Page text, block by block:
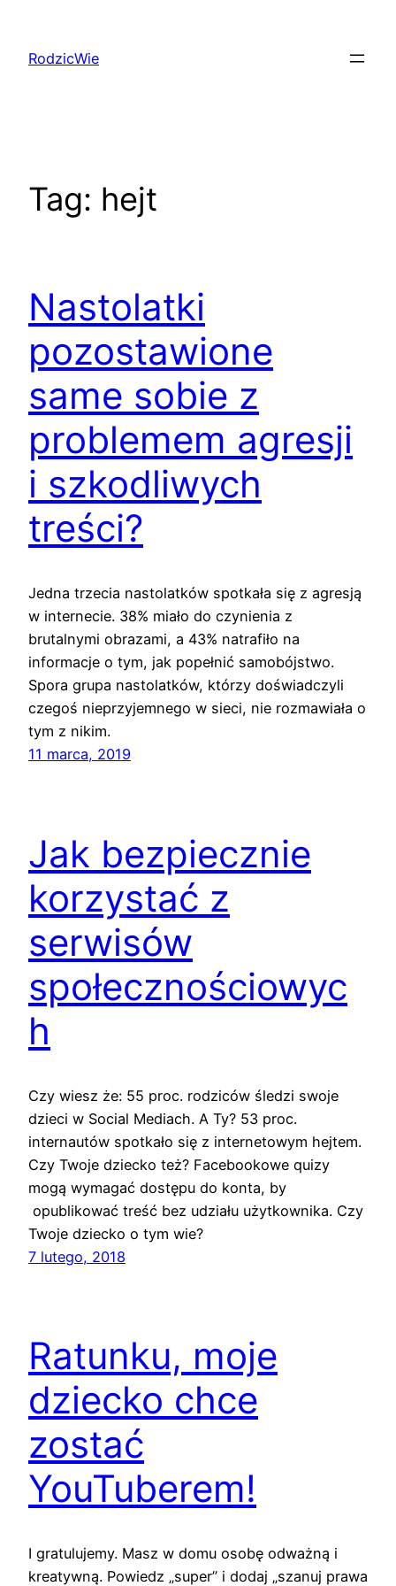
treściRodzicWie
Tag: hejt
Nastolatki
pozostawione
same sobie z
problemem agresji
i szkodliwych
treści?
Jedna trzecia nastolatków spotkała się z agresją
w internecie. 38% miało do czynienia z
brutalnymi obrazami, a 43% natrafiło na
informacje o tym, jak popełnić samobójstwo.
Spora grupa nastolatków, którzy doświadczyli
czegoś nieprzyjemnego w sieci, nie rozmawiała o
tym z nikim.
11 marca, 2019
Jak bezpiecznie
korzystać z
serwisów
społecznościowyc
h
Czy wiesz że: 55 proc. rodziców śledzi swoje
dzieci w Social Mediach. A Ty? 53 proc.
internautów spotkało się z internetowym hejtem.
Czy Twoje dziecko też? Facebookowe quizy
mogą wymagać dostępu do konta, by
opublikować treść bez udziału użytkownika. Czy
Twoje dziecko o tym wie?
7 lutego, 2018
Ratunku, moje
dziecko chce
zostać
YouTuberem!
I gratulujemy. Masz w domu osobę odważną i
kreatywną. Powiedz „super” i dodaj „szanuj prawa